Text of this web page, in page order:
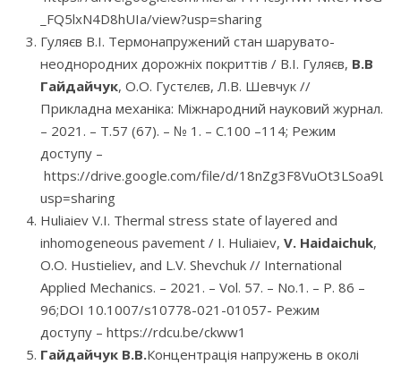
_FQ5lxN4D8hUIa/view?usp=sharing
Гуляєв В.І. Термонапружений стан шарувато-
неоднородних дорожніх покриттів / В.І. Гуляєв, В.В
Гайдайчук, О.О. Густєлєв, Л.В. Шевчук //
Прикладна механіка: Міжнародний науковий журнал.
– 2021. – Т.57 (67). – № 1. – С.100 –114; Режим
доступу –
https://drive.google.com/file/d/
usp=sharing
Huliaiev V.I. Thermal stress state of layered and
inhomogeneous pavement / I. Huliaiev, V. Haidaichuk,
O.O. Hustieliev, and L.V. Shevchuk // International
Applied Mechanics. – 2021. – Vol. 57. – No.1. – P. 86 –
96;DOI 10.1007/s10778-021-01057- Режим
доступу – https://rdcu.be/ckww1
Гайдайчук В.В.Концентрація напружень в околі